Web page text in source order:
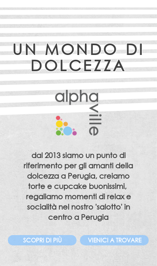
UN MONDO DI
DOLCEZZA
dal 2013 siamo un punto di
riferimento per gli amanti della
dolcezza a Perugia, creiamo
torte e cupcake buonissimi,
regaliamo momenti di relax e
socialità nel nostro 'salotto' in
centro a Perugia
SCOPRI DI PIÙ VIENICI A TROVARE